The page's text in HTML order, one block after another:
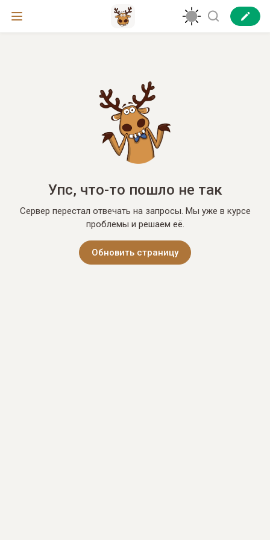
Упс, что-то пошло не так
Сервер перестал отвечать на запросы. Мы уже в курсе
проблемы и решаем её.
Обновить страницу